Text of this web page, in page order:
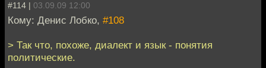
#114 | 03.09.09 12:00
Кому: Денис Лобко, #108
> Так что, похоже, диалект и язык - понятия
политические.